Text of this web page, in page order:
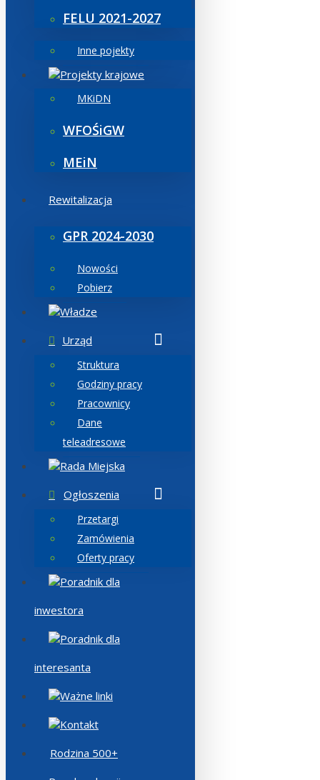
FELU 2021-2027
Inne pojekty
Projekty krajowe
MKiDN
WFOŚiGW
MEiN
Rewitalizacja
GPR 2024-2030
Nowości
Pobierz
Władze
Urząd
Struktura
Godziny pracy
Pracownicy
Dane
teleadresowe
Rada Miejska
Ogłoszenia
Przetargi
Zamówienia
Oferty pracy
Poradnik dla
inwestora
Poradnik dla
interesanta
Ważne linki
Kontakt
Rodzina 500+